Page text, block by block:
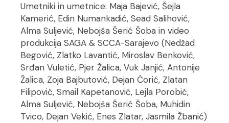
Umetniki in umetnice: Maja Bajević, Šejla
Kamerić, Edin Numankadić, Sead Salihović,
Alma Suljević, Nebojša Šerić Šoba in video
produkcija SAGA & SCCA-Sarajevo (Nedžad
Begović, Zlatko Lavantić, Miroslav Benković,
Srđan Vuletić, Pjer Žalica, Vuk Janjić, Antonije
Žalica, Zoja Bajbutović, Dejan Ćorić, Zlatan
Filipović, Smail Kapetanović, Lejla Porobić,
Alma Suljević, Nebojša Šerić Šoba, Muhidin
Tvico, Dejan Vekić, Enes Zlatar, Jasmila Žbanić)